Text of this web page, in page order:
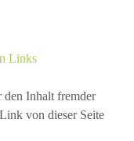
Links
den Inhalt fremder
von dieser Seite